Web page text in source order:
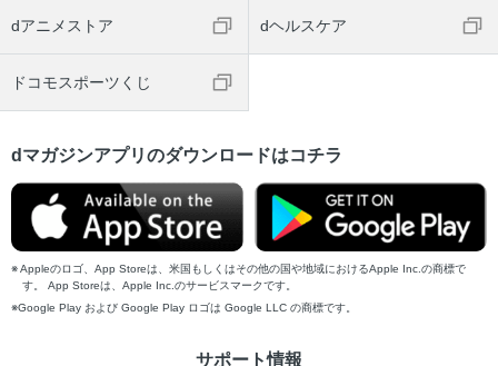
dアニメストア dヘルスケア
ドコモスポーツくじ
dマガジンアプリのダウンロードはコチラ
Appleのロゴ、App Storeは、米国もしくはその他の国や地域におけるApple Inc.の商標で
す。 App Storeは、Apple Inc.のサービスマークです。
Google Play および Google Play ロゴは Google LLC の商標です。
サポート情報